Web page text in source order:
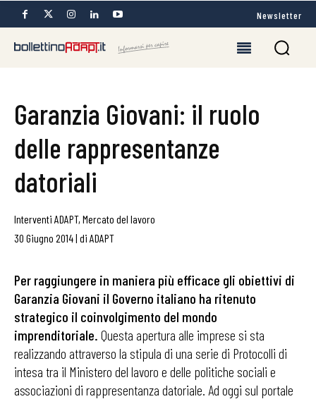
Newsletter
Garanzia Giovani: il ruolo
delle rappresentanze
datoriali
Interventi ADAPT, Mercato del lavoro
30 Giugno 2014| di ADAPT
Per raggiungere in maniera più efficace gli obiettivi di
Garanzia Giovani il Governo italiano ha ritenuto
strategico il coinvolgimento del mondo
imprenditoriale. Questa apertura alle imprese si sta
realizzando attraverso la stipula di una serie di Protocolli di
intesa tra il Ministero del lavoro e delle politiche sociali e
associazioni di rappresentanza datoriale. Ad oggi sul portale